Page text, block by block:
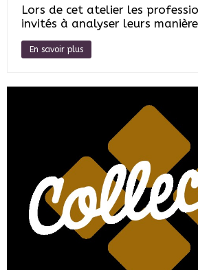
Lors de cet atelier les
invités à analyser leurs
En savoir plus